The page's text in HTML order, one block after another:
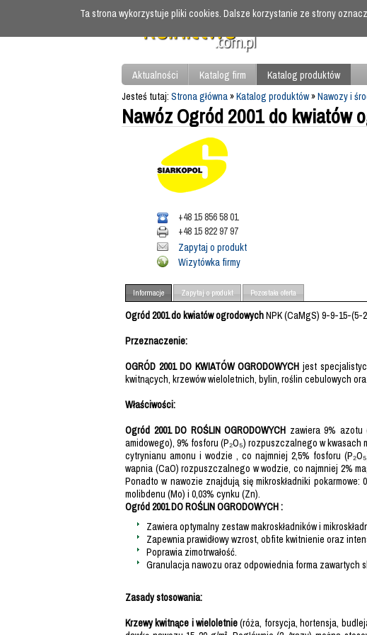
Aktualności Katalog firm
Katalog produktów
Jesteś tutaj: Strona główna»Katalog produktów»Nawozy i
Nawóz Ogród 2001 do kwiatów
+48 15 856 58 01
+48 15 822 97 97
Zapytaj o produkt
Wizytówka firmy
Informacje Zapytaj o produkt Pozostała oferta
Ogród 2001 do kwiatów ogrodowychNPK (CaMgS) 9-9-15-(5-
Przeznaczenie:
OGRÓD 2001 DO KWIATÓW OGRODOWYCH jest
kwitnących, krzewów wieloletnich, bylin, roślin cebulowych
Właściwości:
Ogród 2001 DO ROŚLIN OGRODOWYCH zawiera 9% azotu
amidowego), 9% fosforu (P₂O₅) rozpuszczalnego w
cytrynianu amonu i wodzie , co najmniej 2,5% fosforu
wapnia (CaO) rozpuszczalnego w wodzie, co najmniej 2%
Ponadto w nawozie znajdują się mikroskładniki pokarmowe:
molibdenu (Mo) i 0,03% cynku (Zn).
Ogród 2001 DO ROŚLIN OGRODOWYCH :
Zawiera optymalny zestaw makroskładników i
Zapewnia prawidłowy wzrost, obfite kwitnienie oraz
Poprawia zimotrwałość.
Granulacja nawozu oraz odpowiednia forma zawartych
Zasady stosowania:
Krzewy kwitnące i wieloletnie(róża, forsycja, hortensja,
Ta strona wykorzystuje pliki cookies. Dalsze korzystanie ze strony